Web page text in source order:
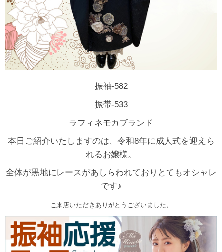
振袖-582
振帯-533
ラフィネモカブランド
本日ご紹介いたしますのは、令和8年に成人式を迎えら
れるお嬢様。
全体が黒地にレースがあしらわれておりとてもオシャレ
です♪
ご来店いただきありがとうございました。